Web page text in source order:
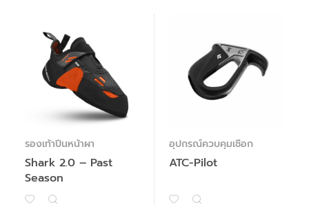
รองเท้าปีนหน้าผา
Shark 2.0 – Past
Season
อุปกรณ์ควบคุมเชือก
ATC-Pilot